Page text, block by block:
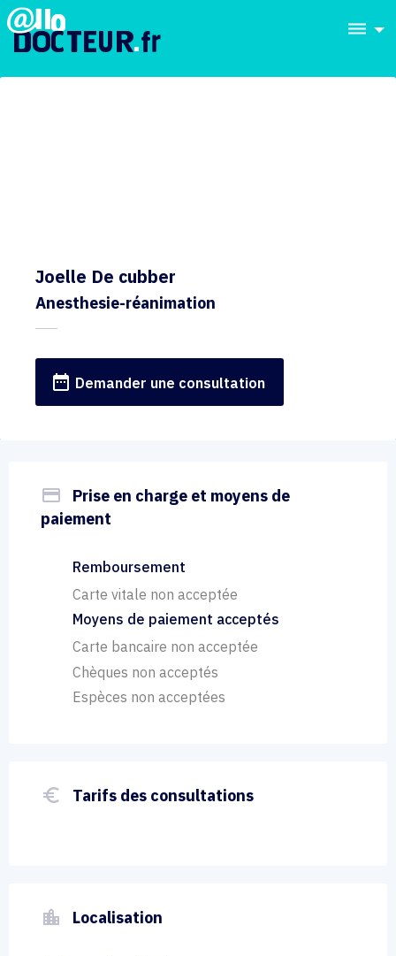
dehaze
Joelle De cubber
Anesthesie-réanimation
date_range Demander une consultation
payment
Prise en charge et moyens de
paiement
Remboursement
Carte vitale non acceptée
Moyens de paiement acceptés
Carte bancaire non acceptée
Chèques non acceptés
Espèces non acceptées
euro_symbol Tarifs des consultations
location_city Localisation